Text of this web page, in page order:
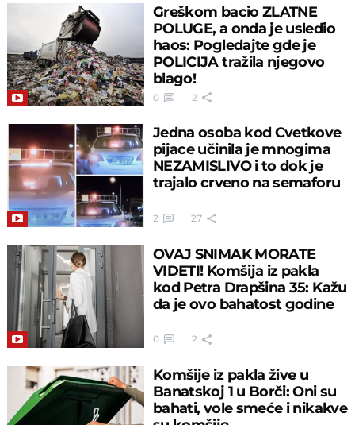
Greškom bacio ZLATNE
POLUGE, a onda je usledio
haos: Pogledajte gde je
POLICIJA tražila njegovo
blago!
0 2
Jedna osoba kod Cvetkove
pijace učinila je mnogima
NEZAMISLIVO i to dok je
trajalo crveno na semaforu
2 27
OVAJ SNIMAK MORATE
VIDETI! Komšija iz pakla
kod Petra Drapšina 35: Kažu
da je ovo bahatost godine
0 2
Komšije iz pakla žive u
Banatskoj 1 u Borči: Oni su
bahati, vole smeće i nikakve